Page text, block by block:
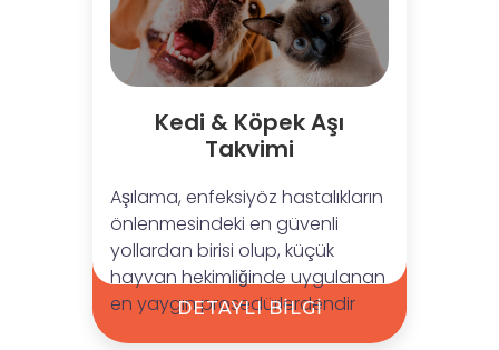
Kedi & Köpek Aşı
Takvimi
Aşılama, enfeksiyöz hastalıkların
önlenmesindeki en güvenli
yollardan birisi olup, küçük
hayvan hekimliğinde uygulanan
en yaygın prosedürlerdendir
DETAYLI BİLGİ